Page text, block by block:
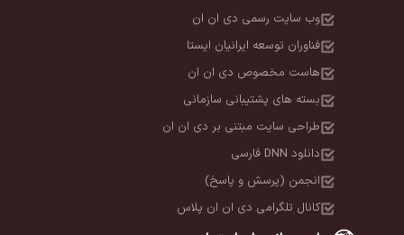
وب سایت رسمی دی ان ان
فناوران توسعه ایرانیان ایستا
هاست مخصوص دی ان ان
بسته های پشتیبانی سازمانی
طراحی سایت مبتنی بر دی ان ان
دانلود DNN فارسی
انجمن (پرسش و پاسخ)
کانال تلگرامی دی ان ان پلاس